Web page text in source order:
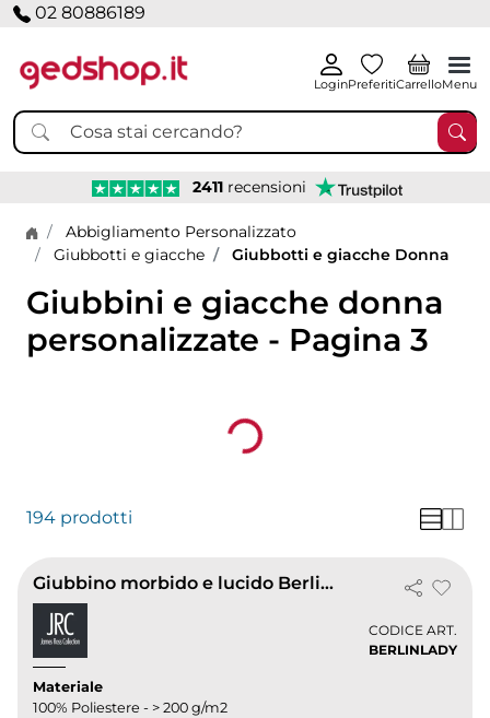
02 80886189
LoginPreferitiCarrelloMenu
2411 recensioni
Home page
Abbigliamento Personalizzato
Giubbotti e giacche
Giubbotti e giacche Donna
Giubbini e giacche donna
personalizzate - Pagina 3
Loading...
194 prodotti
Giubbino morbido e lucido Berlin Lady
CODICE ART.
BERLINLADY
Materiale
100% Poliestere - > 200 g/m2